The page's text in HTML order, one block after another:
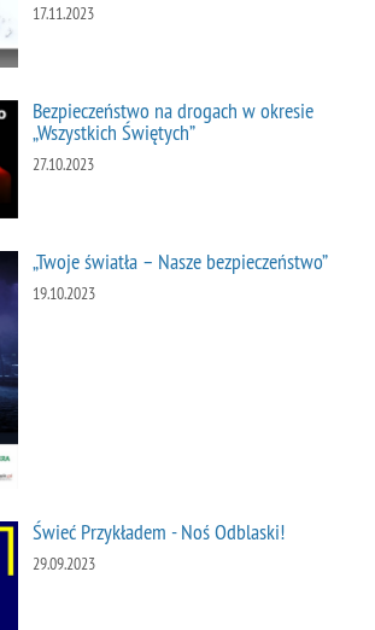
17.11.2023
Bezpieczeństwo na drogach w okresie
„Wszystkich Świętych”
27.10.2023
„Twoje światła – Nasze bezpieczeństwo”
19.10.2023
Świeć Przykładem - Noś Odblaski!
29.09.2023